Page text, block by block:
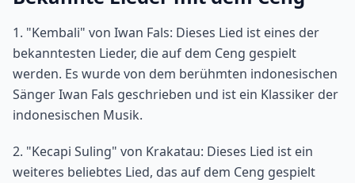
1. "Kembali" von Iwan Fals: Dieses Lied ist eines der
bekanntesten Lieder, die auf dem Ceng gespielt
werden. Es wurde von dem berühmten indonesischen
Sänger Iwan Fals geschrieben und ist ein Klassiker der
indonesischen Musik.
2. "Kecapi Suling" von Krakatau: Dieses Lied ist ein
weiteres beliebtes Lied, das auf dem Ceng gespielt